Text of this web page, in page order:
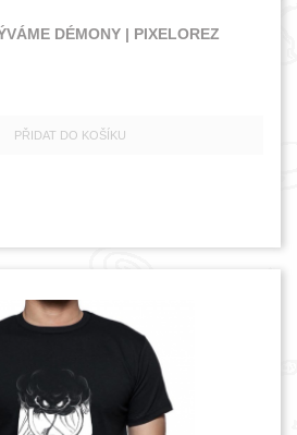
DÉMONY | PIXELOREZ
PŘIDAT DO KOŠÍKU